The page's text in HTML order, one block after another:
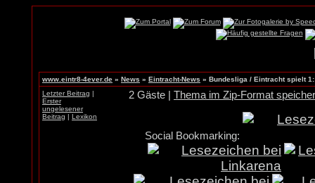
www.eintr8-4ever.de » News » Eintracht-News » Bundesliga / Eintracht spielt
Letzter Beitrag |
Erster
ungelesener
Beitrag | Lexikon
2 Gäste | Thema im Zip-Format
Social Bookmarking: